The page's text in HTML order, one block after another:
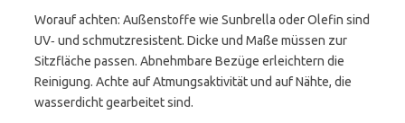
Worauf achten: Außenstoffe wie Sunbrella oder Olefin sind
UV‑ und schmutzresistent. Dicke und Maße müssen zur
Sitzfläche passen. Abnehmbare Bezüge erleichtern die
Reinigung. Achte auf Atmungsaktivität und auf Nähte, die
wasserdicht gearbeitet sind.